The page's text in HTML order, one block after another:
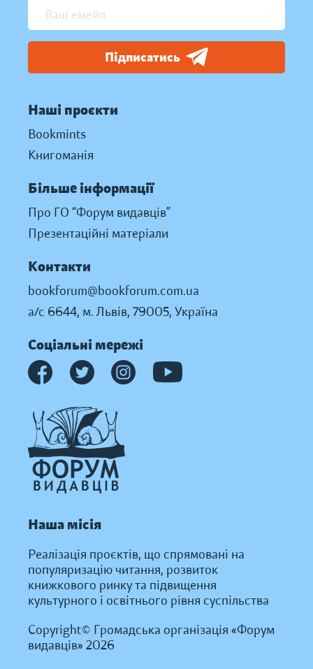
Підписатись
Наші проєкти
Bookmints
Книгоманія
Більше інформації
Про ГО “Форум видавців”
Презентаційні матеріали
Контакти
bookforum@bookforum.com.ua
а/с 6644, м. Львів, 79005, Україна
Соціальні мережі
Наша місія
Реалізація проєктів, що спрямовані на
популяризацію читання, розвиток
книжкового ринку та підвищення
культурного і освітнього рівня суспільства
Copyright© Громадська організація «Форум
видавців» 2026